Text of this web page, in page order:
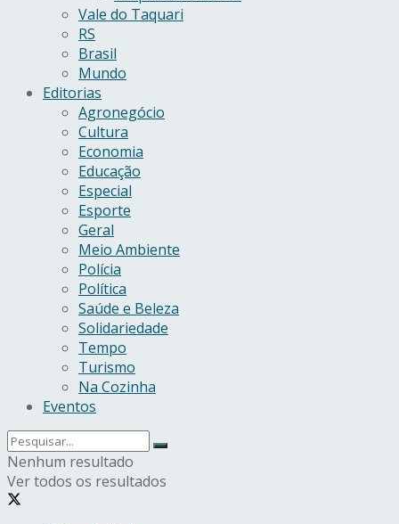
Vale do Taquari
RS
Brasil
Mundo
Editorias
Agronegócio
Cultura
Economia
Educação
Especial
Esporte
Geral
Meio Ambiente
Polícia
Política
Saúde e Beleza
Solidariedade
Tempo
Turismo
Na Cozinha
Eventos
Nenhum resultado
Ver todos os resultados